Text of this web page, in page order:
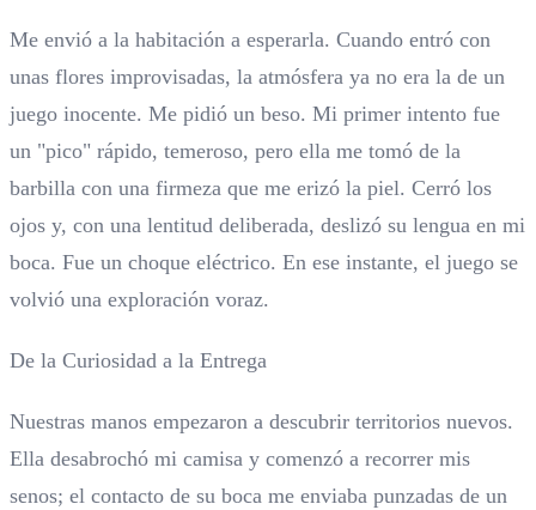
Me envió a la habitación a esperarla. Cuando entró con
unas flores improvisadas, la atmósfera ya no era la de un
juego inocente. Me pidió un beso. Mi primer intento fue
un "pico" rápido, temeroso, pero ella me tomó de la
barbilla con una firmeza que me erizó la piel. Cerró los
ojos y, con una lentitud deliberada, deslizó su lengua en mi
boca. Fue un choque eléctrico. En ese instante, el juego se
volvió una exploración voraz.
De la Curiosidad a la Entrega
Nuestras manos empezaron a descubrir territorios nuevos.
Ella desabrochó mi camisa y comenzó a recorrer mis
senos; el contacto de su boca me enviaba punzadas de un